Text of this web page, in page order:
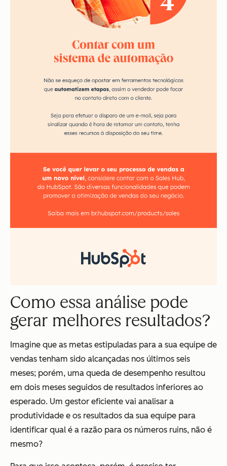
Como essa análise pode
gerar melhores resultados?
Imagine que as metas estipuladas para a sua equipe de
vendas tenham sido alcançadas nos últimos seis
meses; porém, uma queda de desempenho resultou
em dois meses seguidos de resultados inferiores ao
esperado. Um gestor eficiente vai analisar a
produtividade e os resultados da sua equipe para
identificar qual é a razão para os números ruins, não é
mesmo?